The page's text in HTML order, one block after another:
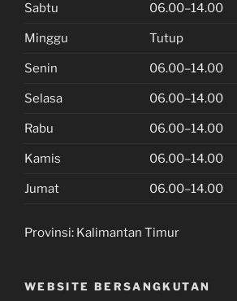
Sabtu 06.00–14.00
Minggu Tutup
Senin 06.00–14.00
Selasa 06.00–14.00
Rabu 06.00–14.00
Kamis 06.00–14.00
Jumat 06.00–14.00
Provinsi: Kalimantan Timur
WEBSITE BERSANGKUTAN